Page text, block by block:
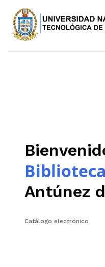
Biblioteca
Antúnez
Catálogo electrónico